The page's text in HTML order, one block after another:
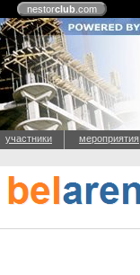
nestorclub.com
участники мероприятия